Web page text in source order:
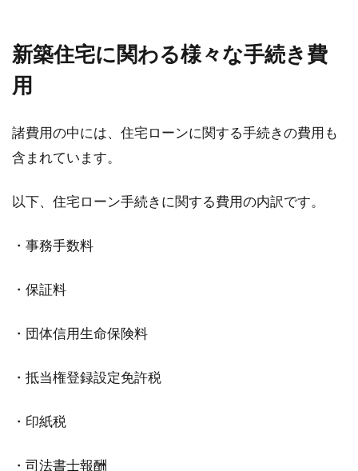
新築住宅に関わる様々な手続き費
用
諸費用の中には、住宅ローンに関する手続きの費用も
含まれています。
以下、住宅ローン手続きに関する費用の内訳です。
・事務手数料
・保証料
・団体信用生命保険料
・抵当権登録設定免許税
・印紙税
・司法書士報酬